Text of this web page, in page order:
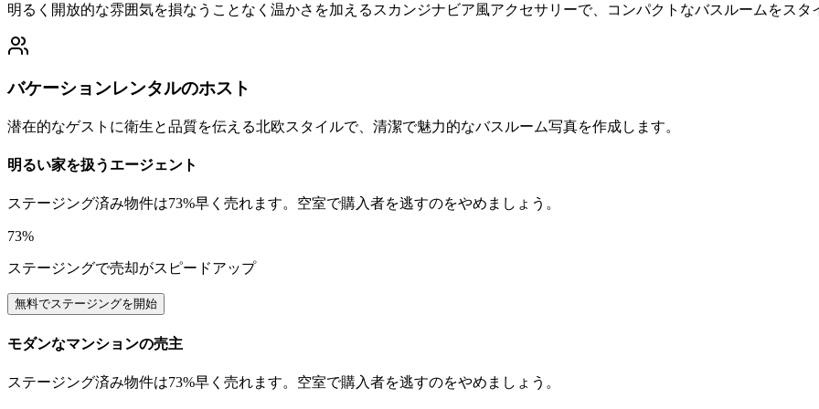
明るく開放的な雰囲気を損なうことなく温かさを加えるスカンジナビア風アクセサリーで、コンパクトなバスルームをスタ
バケーションレンタルのホスト
潜在的なゲストに衛生と品質を伝える北欧スタイルで、清潔で魅力的なバスルーム写真を作成します。
明るい家を扱うエージェント
ステージング済み物件は73%早く売れます。空室で購入者を逃すのをやめましょう。
73%
ステージングで売却がスピードアップ
無料でステージングを開始
モダンなマンションの売主
ステージング済み物件は73%早く売れます。空室で購入者を逃すのをやめましょう。